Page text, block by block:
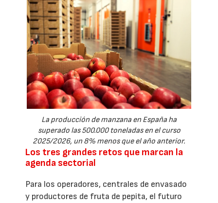
La producción de manzana en España ha
superado las 500.000 toneladas en el curso
2025/2026, un 8% menos que el año anterior.
Los tres grandes retos que marcan la
agenda sectorial
Para los operadores, centrales de envasado
y productores de fruta de pepita, el futuro